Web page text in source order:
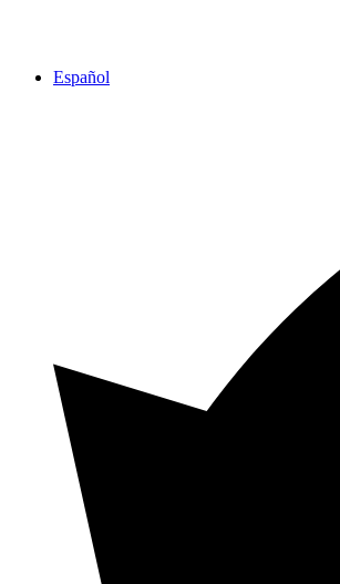
Español